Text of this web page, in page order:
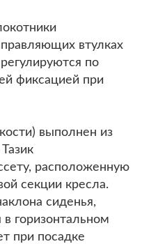
втулках
по
фиксацией при
выполнен из
расположенную
секции кресла.
сиденья,
в горизонтальном
при посадке